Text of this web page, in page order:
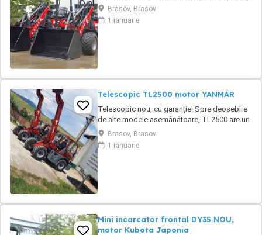
DY 25 este un mini-încărcător frontal articulat
nou, cu garanție, destinat lucrărilor în spații
înguste și nu numai, ideal pentru prestatorii
Brasov, Brasov
1 ianuarie
Telescopic TL2500 motor YANMAR
Telescopic nou, cu garanție! Spre deosebire
de alte modele asemănătoare, TL2500 are un
motor Turbo Diesel YANMAR în 4 cilindri, și o
structură care permite o cupă standard de
1,2m, nu 0,65mc ca la alte modele.
Brasov, Brasov
1 ianuarie
Mini incarcator frontal DY35 NOU,
motor Kubota Japonia